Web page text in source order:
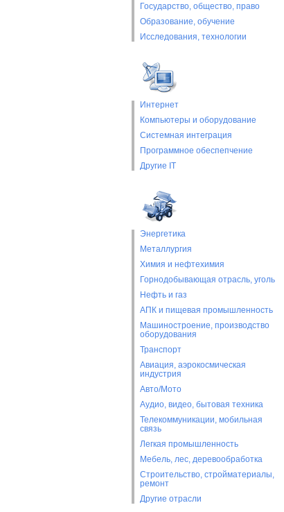
Государство, общество, право
Образование, обучение
Исследования, технологии
Интернет
Компьютеры и оборудование
Системная интеграция
Программное обеспепчение
Другие IT
Энергетика
Металлургия
Химия и нефтехимия
Горнодобывающая отрасль, уголь
Нефть и газ
АПК и пищевая промышленность
Машиностроение, производство
оборудования
Транспорт
Авиация, аэрокосмическая
индустрия
Авто/Мото
Аудио, видео, бытовая техника
Телекоммуникации, мобильная
связь
Легкая промышленность
Мебель, лес, деревообработка
Строительство, стройматериалы,
ремонт
Другие отрасли